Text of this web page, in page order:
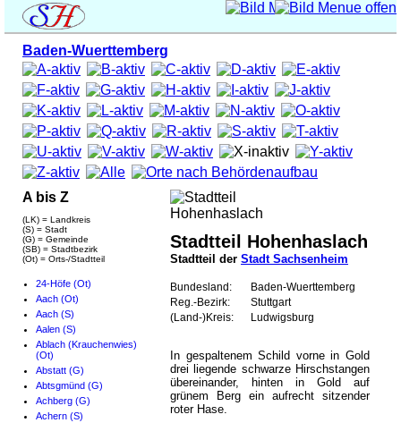
Baden-Wuerttemberg
A bis Z
(LK) = Landkreis
(S) = Stadt
(G) = Gemeinde
(SB) = Stadtbezirk
(Ot) = Orts-/Stadtteil
24-Höfe (Ot)
Aach (Ot)
Aach (S)
Aalen (S)
Ablach (Krauchenwies)
(Ot)
Abstatt (G)
Abtsgmünd (G)
Achberg (G)
Achern (S)
Stadtteil Hohenhaslach
Stadtteil der Stadt Sachsenheim
Bundesland:
Baden-Wuerttemberg
Reg.-Bezirk:
Stuttgart
(Land-)Kreis:
Ludwigsburg
In gespaltenem Schild vorne in Gold
drei liegende schwarze Hirschstangen
übereinander, hinten in Gold auf
grünem Berg ein aufrecht sitzender
roter Hase.